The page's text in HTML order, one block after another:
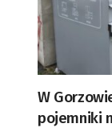
W
pojemniki